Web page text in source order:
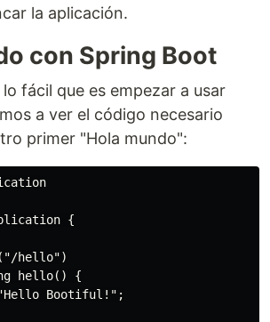
la aplicación.
con Spring Boot
fácil que es empezar a usar
a ver el código necesario
primer "Hola mundo":
{
hello")
hello() {
Bootiful!";